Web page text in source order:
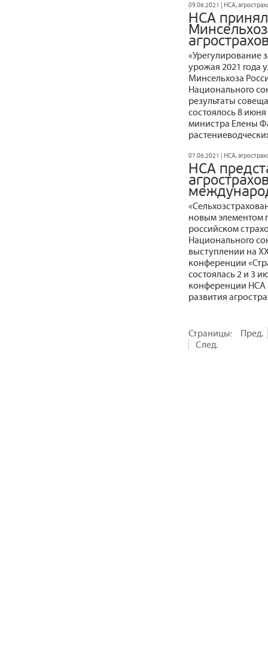
09.06.2021 | НСА,
НСА
«Урегулирование
урожая 2021 года
Минсельхоза
Национального
результаты
состоялось 8
министра Елены
07.06.2021 | НСА,
НСА
новым элементом
российском
Национального
выступлении на
конференции
состоялась 2 и 3
конференции НСА
развития
Страницы:
Пред.
След.